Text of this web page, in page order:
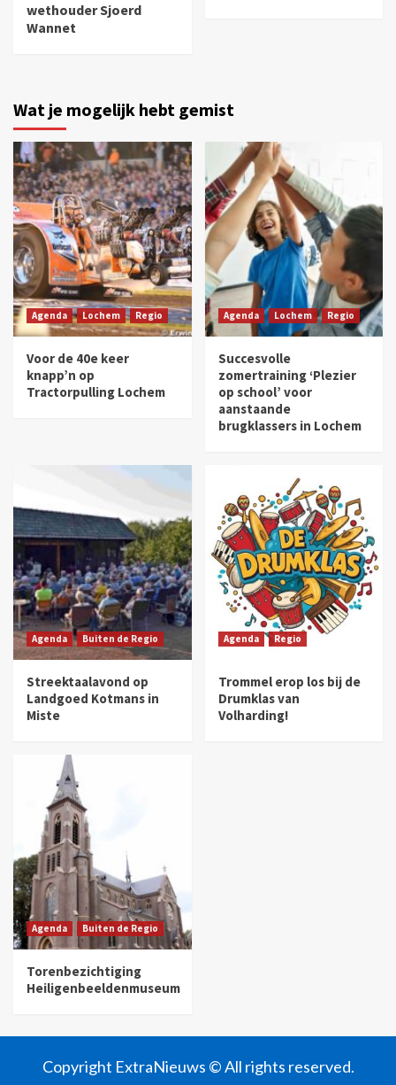
wethouder Sjoerd
Wannet
Wat je mogelijk hebt gemist
Agenda Lochem Regio
Voor de 40e keer
knapp’n op
Tractorpulling Lochem
Agenda Lochem Regio
Succesvolle
zomertraining ‘Plezier
op school’ voor
aanstaande
brugklassers in Lochem
Agenda Buiten de Regio
Streektaalavond op
Landgoed Kotmans in
Miste
Agenda Regio
Trommel erop los bij de
Drumklas van
Volharding!
Agenda Buiten de Regio
Torenbezichtiging
Heiligenbeeldenmuseum
Copyright ExtraNieuws © All rights reserved.